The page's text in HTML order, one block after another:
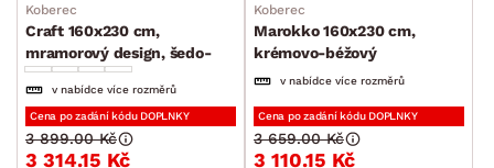
Drobné bytové doplňky
Vánoce
Velikonoce
Sedací soupravy a pohovky
Sestavy a stěny
Drobný nábytek
Spotřebiče
BARVA
Koberec
Craft 160x230 cm,
mramorový design, šedo-
zlatý
v nabídce více rozměrů
Cena po zadání kódu DOPLNKY
3 314.15 Kč
3 899.00 Kč
Koberec
Marokko 160x230 cm,
krémovo-béžový
v nabídce více rozměrů
Cena po zadání kódu DOPLNKY
3 110.15 Kč
3 659.00 Kč